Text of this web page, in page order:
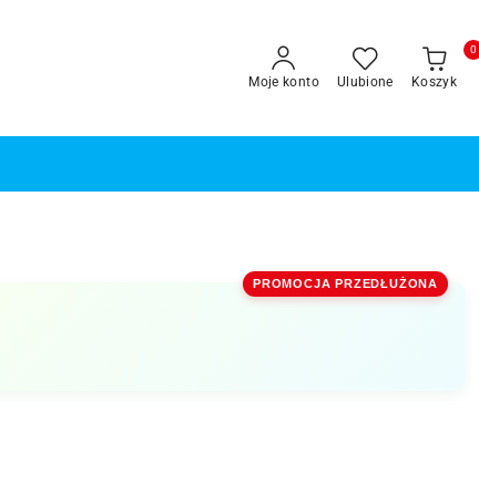
Moje konto Ulubione Koszyk
0
PROMOCJA PRZEDŁUŻONA